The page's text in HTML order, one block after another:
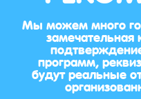
Мы можем много
программ,
будут реальные